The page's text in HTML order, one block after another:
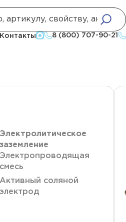
Контакты 8 (800) 707-90-21
Электролитическое
заземление
Электропроводящая
смесь
Активный соляной
электрод